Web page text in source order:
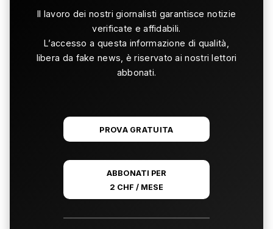
Il lavoro dei nostri giornalisti garantisce notizie
verificate e affidabili.
L’accesso a questa informazione di qualità,
libera da fake news, è riservato ai nostri lettori
abbonati.
PROVA GRATUITA
ABBONATI PER
2 CHF / MESE